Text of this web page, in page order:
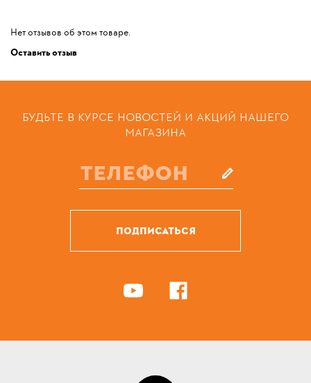
Нет отзывов об этом товаре.
Оставить отзыв
БУДЬТЕ В КУРСЕ НОВОСТЕЙ И АКЦИЙ НАШЕГО
МАГАЗИНА
ПОДПИСАТЬСЯ